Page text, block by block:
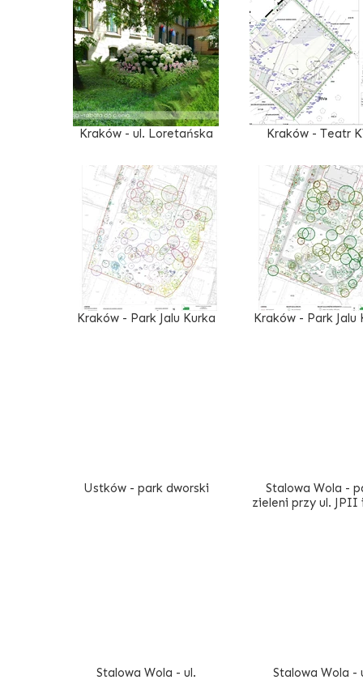
Kraków - ul. Loretańska Kraków - Teatr
Kraków - Park Jalu Kurka Kraków - Park Jalu
Ustków - park dworski
Stalowa Wola -
zieleni przy ul. JPII
Stalowa Wola - ul.
Stalowa Wola -